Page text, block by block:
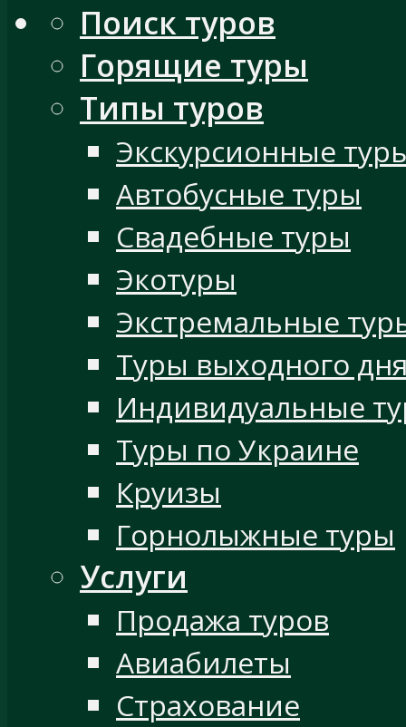
Поиск туров
Горящие туры
Типы туров
Экскурсионные
Автобусные туры
Свадебные туры
Экотуры
Экстремальные
Туры выходного
Индивидуальные
Туры по Украине
Круизы
Горнолыжные туры
Услуги
Продажа туров
Авиабилеты
Страхование